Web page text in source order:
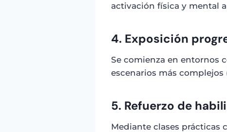
activación física y mental
4. Exposición
Se comienza en entornos
escenarios más complejos
5. Refuerzo de
Mediante clases prácticas